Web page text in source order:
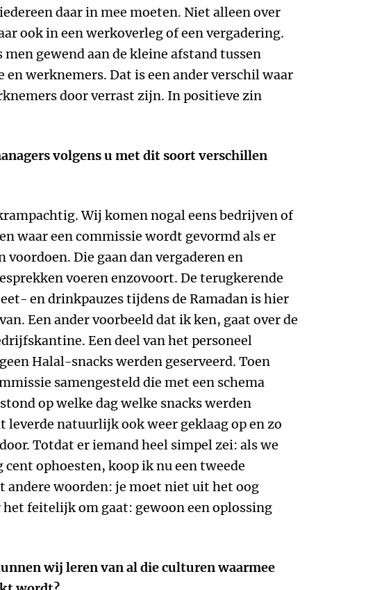
daar in mee moeten. Niet alleen over
ook in een werkoverleg of een vergadering.
men gewend aan de kleine afstand tussen
en werknemers. Dat is een ander verschil waar
door verrast zijn. In positieve zin
volgens u met dit soort verschillen
Wij komen nogal eens bedrijven of
waar een commissie wordt gevormd als er
voordoen. Die gaan dan vergaderen en
voeren enzovoort. De terugkerende
en drinkpauzes tijdens de Ramadan is hier
Een ander voorbeeld dat ik ken, gaat over de
Een deel van het personeel
Halal-snacks werden geserveerd. Toen
samengesteld die met een schema
op welke dag welke snacks werden
leverde natuurlijk ook weer geklaag op en zo
Totdat er iemand heel simpel zei: als we
ophoesten, koop ik nu een tweede
andere woorden: je moet niet uit het oog
feitelijk om gaat: gewoon een oplossing
wij leren van al die culturen waarmee